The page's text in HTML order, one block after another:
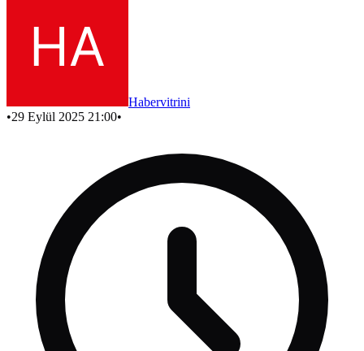
Habervitrini
•29 Eylül 2025 21:00•